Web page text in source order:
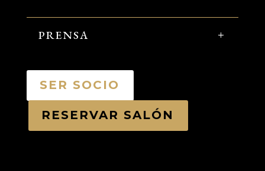
PRENSA
SER SOCIO
RESERVAR SALÓN